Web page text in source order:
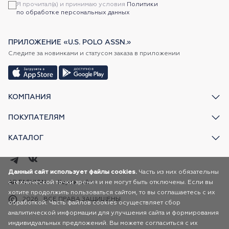
КОМПАНИЯ
ПОКУПАТЕЛЯМ
КАТАЛОГ
Я прочитал(а) и принимаю условия Политики
по обработке персональных данных
ПРИЛОЖЕНИЕ «U.S. POLO ASSN.»
Следите за новинками и статусом заказа в приложении
2026 ВСЕ ПРАВА ЗАЩИЩЕНЫ
AR FASHION Карта сайта
Данный сайт использует файлы cookies. Часть из них обязательны
с технической точки зрения и не могут быть отключены. Если вы
хотите продолжить пользоваться сайтом, то вы соглашаетесь с их
обработкой. Часть файлов cookies осуществляет сбор
аналитической информации для улучшения сайта и формирования
индивидуальных предложений. Вы можете согласиться с их